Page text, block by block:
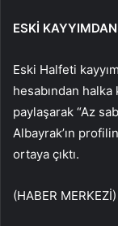
ESKİ
Eski Halfeti
hesabından halka
paylaşarak “Az
Albayrak’ın
ortaya çıktı.
(HABER MERKEZİ)